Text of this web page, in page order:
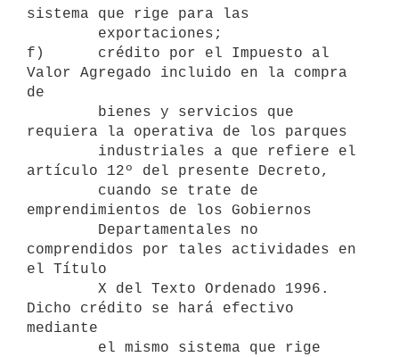
sistema que rige para las
f)      crédito por el Impuesto al
Valor Agregado incluido en la compra
de
requiera la operativa de los parques
artículo 12º del presente Decreto,
emprendimientos de los Gobiernos
comprendidos por tales actividades en
el Título
Dicho crédito se hará efectivo
mediante